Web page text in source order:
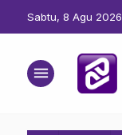
Sabtu, 8 Agu 2026
menu